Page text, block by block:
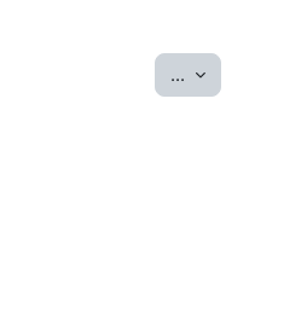
... Exportar